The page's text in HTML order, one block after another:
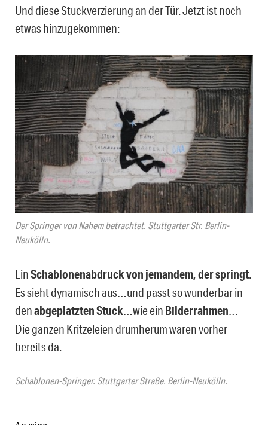
Schablonen-Springer. Stuttgarter Straße. Berlin-Neukölln.
Und diese Stuckverzierung an der Tür. Jetzt ist noch
etwas hinzugekommen:
Der Springer von Nahem betrachtet. Stuttgarter Str. Berlin-
Neukölln.
EinSchablonenabdruck von jemandem, der springt.
Es sieht dynamisch aus…und passt so wunderbar in
denabgeplatzten Stuck…wie ein Bilderrahmen…
Die ganzen Kritzeleien drumherum waren vorher
bereits da.